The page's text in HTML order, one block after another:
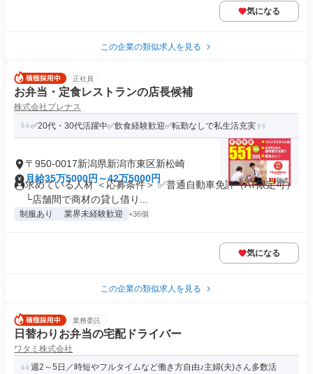
気になる
この企業の類似求人を見る
正社員
お弁当・定食レストランの店長候補
株式会社プレナス
✅20代・30代活躍中✅飲食経験歓迎✅転勤なしで私生活充実
〒950-0017新潟県新潟市東区新松崎
月給35万5000円～42万5000円
求めている人材 ＜応募条件＞ ✅普通自動車免許（AT限定可）
└店舗間で商材の貸し借り...
制服あり 業界未経験歓迎 +36個
気になる
この企業の類似求人を見る
業務委託
日替わりお弁当の宅配ドライバー
ワタミ株式会社
週2～5日／時短やフルタイムなど働き方自由♪主婦(夫)さん多数活